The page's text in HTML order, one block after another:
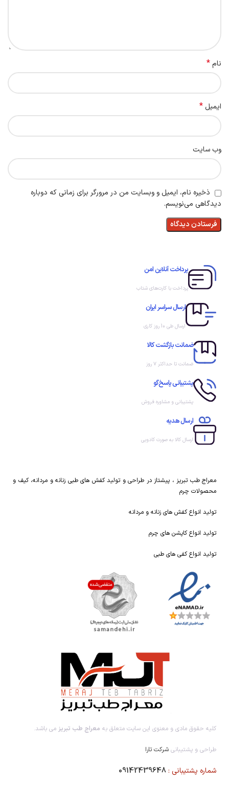
نام*
ایمیل *
وب‌ سایت
ذخیره نام، ایمیل و وبسایت من در مرورگر برای زمانی که دوباره
دیدگاهی می‌نویسم.
پرداخت آنلاین امن
پرداخت با کارت‌های شتاب
ارسال سراسر ایران
ارسال طی 10 روز کاری
ضمانت بازگشت کالا
ضمانت تا حداکثر ۷ روز
پشتیبانی پاسخ‌گو
پشتیبانی و مشاوره فروش
ارسال هدیه
ارسال کالا به صورت کادویی
معراج طب تبریز ، پیشتاز در طراحی و تولید کفش های طبی زنانه و مردانه، کیف و
محصولات چرم
تولید انواع کفش های زنانه و مردانه
تولید انواع کاپشن های چرم
تولید انواع کفی های طبی
کلیه حقوق مادی و معنوی این سایت متعلق به معراج طب تبریز می باشد.
طراحی و پشتیبانی شرکت تارا
شماره پشتیبانی :09142439648